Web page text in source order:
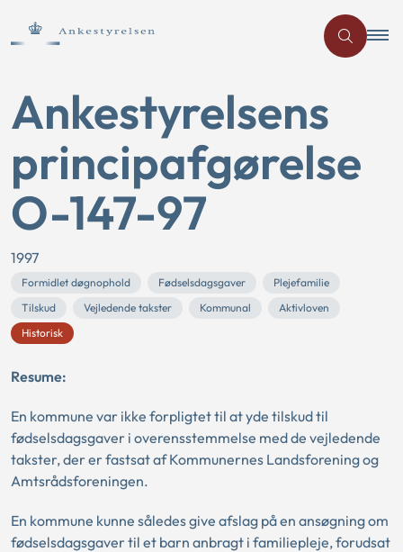
Ankestyrelsens
principafgørelse
O-147-97
1997
Formidlet døgnophold Fødselsdagsgaver
Plejefamilie
Tilskud
Vejledende takster Kommunal
Aktivloven
Historisk
Resume:
En kommune var ikke forpligtet til at yde tilskud til
fødselsdagsgaver i overensstemmelse med de vejledende
takster, der er fastsat af Kommunernes Landsforening og
Amtsrådsforeningen.
En kommune kunne således give afslag på en ansøgning om
fødselsdagsgaver til et barn anbragt i familiepleje, forudsat